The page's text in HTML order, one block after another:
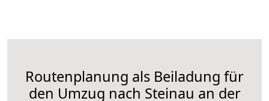
Routenplanung als Beiladung für
den Umzug nach Steinau an der